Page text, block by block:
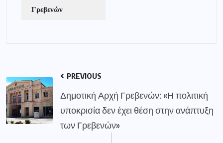
Γρεβενών
PREVIOUS
Δημοτική Αρχή Γρεβενών: «Η πολιτική
υποκρισία δεν έχει θέση στην ανάπτυξη
των Γρεβενών»